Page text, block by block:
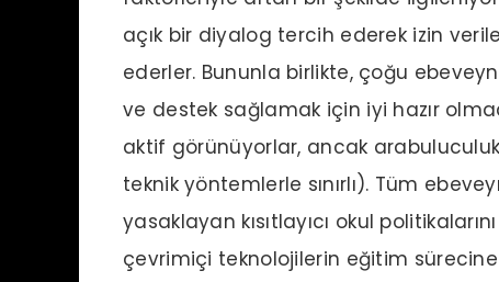
açık bir diyalog tercih ederek izin
ederler. Bununla birlikte, çoğu
ve destek sağlamak için iyi hazır
aktif görünüyorlar, ancak
teknik yöntemlerle sınırlı). Tüm
yasaklayan kısıtlayıcı okul
çevrimiçi teknolojilerin eğitim